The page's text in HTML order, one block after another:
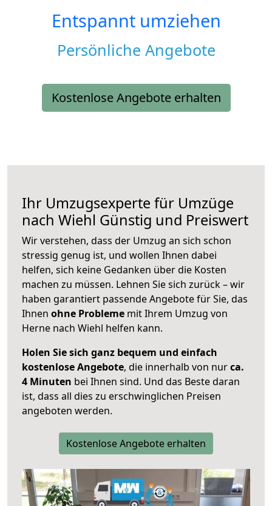
Entspannt umziehen
Persönliche Angebote
Kostenlose Angebote erhalten
Ihr Umzugsexperte für Umzüge
nach Wiehl Günstig und Preiswert
Wir verstehen, dass der Umzug an sich schon
stressig genug ist, und wollen Ihnen dabei
helfen, sich keine Gedanken über die Kosten
machen zu müssen. Lehnen Sie sich zurück – wir
haben garantiert passende Angebote für Sie, das
Ihnen ohne Probleme mit Ihrem Umzug von
Herne nach Wiehl helfen kann.
Holen Sie sich ganz bequem und einfach
kostenlose Angebote, die innerhalb von nurca.
4 Minuten bei Ihnen sind. Und das Beste daran
ist, dass all dies zu erschwinglichen Preisen
angeboten werden.
Kostenlose Angebote erhalten